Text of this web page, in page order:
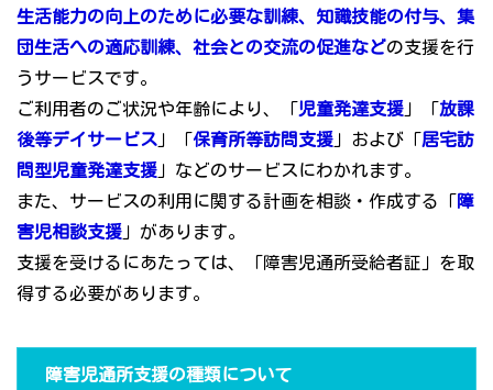
生活能力の向上のために必要な訓練、知識技能の付与、集
団生活への適応訓練、社会との交流の促進などの支援を行
うサービスです。
ご利用者のご状況や年齢により、「児童発達支援 」「放課
後等デイサービス 」「保育所等訪問支援 」および「居宅訪
問型児童発達支援 」などのサービスにわかれます。
また、サービスの利用に関する計画を相談・作成する「障
害児相談支援 」があります。
支援を受けるにあたっては、「障害児通所受給者証」を取
得する必要があります。
障害児通所支援の種類について